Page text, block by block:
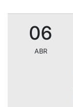
06
ABR